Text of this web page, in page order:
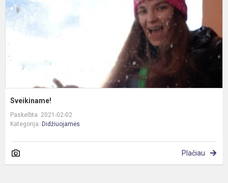
Sveikiname!
Paskelbta: 2021-02-02
Kategorija: Didžiuojamės
Plačiau